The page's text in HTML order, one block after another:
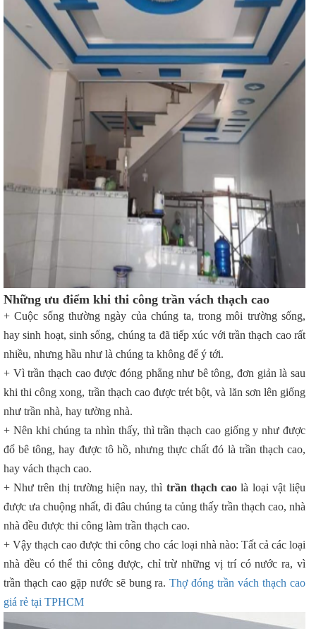
Những ưu điểm khi thi công trần vách thạch cao
+ Cuộc sống thường ngày của chúng ta, trong môi trường sống,
hay sinh hoạt, sinh sống, chúng ta đã tiếp xúc với trần thạch cao rất
nhiều, nhưng hầu như là chúng ta không để ý tới.
+ Vì trần thạch cao được đóng phẳng như bê tông, đơn giản là sau
khi thi công xong, trần thạch cao được trét bột, và lăn sơn lên giống
như trần nhà, hay tường nhà.
+ Nên khi chúng ta nhìn thấy, thì trần thạch cao giống y như được
đổ bê tông, hay được tô hồ, nhưng thực chất đó là trần thạch cao,
hay vách thạch cao.
+ Như trên thị trường hiện nay, thì trần thạch cao là loại vật liệu
được ưa chuộng nhất, đi đâu chúng ta củng thấy trần thạch cao, nhà
nhà đều được thi công làm trần thạch cao.
+ Vậy thạch cao được thi công cho các loại nhà nào: Tất cả các loại
nhà đều có thể thi công được, chỉ trừ những vị trí có nước ra, vì
trần thạch cao gặp nước sẽ bung ra.Thợ đóng trần vách thạch cao
giá rẻ tại TPHCM